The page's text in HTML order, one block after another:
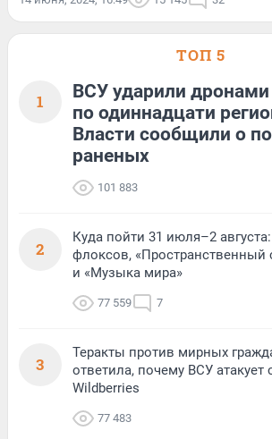
ТОП 5
1
ВСУ ударили
по одиннадцати
Власти сообщили о
раненых
101 883
2
Куда пойти 31 июля–2
флоксов, «Пространственный
и «Музыка мира»
77 559 7
3
Теракты против мирных
ответила, почему ВСУ атакует
Wildberries
77 483